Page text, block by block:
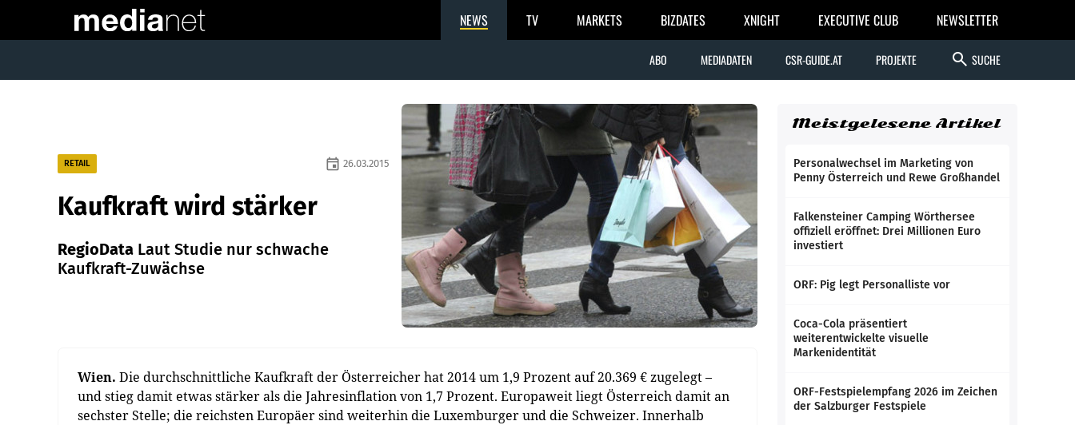
NEWS TV MARKETS BIZDATES XNIGHT EXECUTIVE CLUB NEWSLETTER
ABO MEDIADATEN CSR-GUIDE.AT PROJEKTE search SUCHE
RETAIL event 26.03.2015
Kaufkraft wird stärker
RegioData Laut Studie nur schwache
Kaufkraft-Zuwächse
Wien. Die durchschnittliche Kaufkraft der Österreicher hat 2014 um 1,9 Prozent auf 20.369 € zugelegt –
und stieg damit etwas stärker als die Jahresinflation von 1,7 Prozent. Europaweit liegt Österreich damit an
sechster Stelle; die reichsten Europäer sind weiterhin die Luxemburger und die Schweizer. Innerhalb
Meistgelesene Artikel
Personalwechsel im Marketing von
Penny Österreich und Rewe Großhandel
Falkensteiner Camping Wörthersee
offiziell eröffnet: Drei Millionen Euro
investiert
ORF: Pig legt Personalliste vor
Coca-Cola präsentiert
weiterentwickelte visuelle
Markenidentität
ORF-Festspielempfang 2026 im Zeichen
der Salzburger Festspiele